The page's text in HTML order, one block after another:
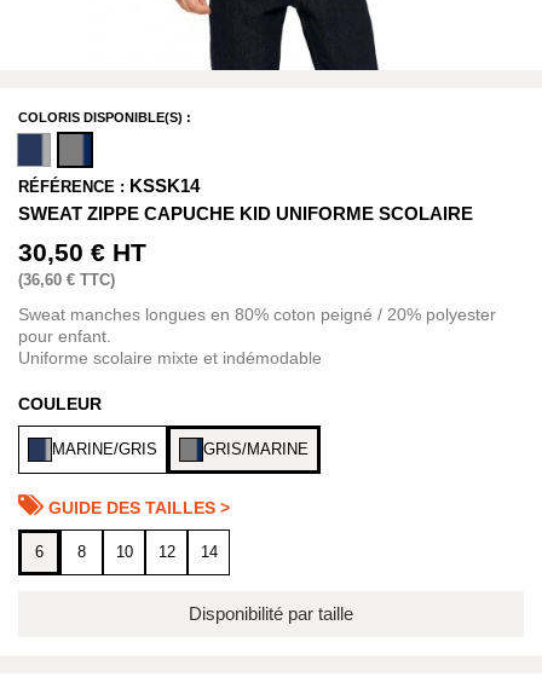
COLORIS DISPONIBLE(S) :
RÉFÉRENCE : KSSK14
SWEAT ZIPPE CAPUCHE KID UNIFORME SCOLAIRE
30,50 € HT
(36,60 € TTC)
Sweat manches longues en 80% coton peigné / 20% polyester
pour enfant.
Uniforme scolaire mixte et indémodable
COULEUR
MARINE/GRIS GRIS/MARINE
GUIDE DES TAILLES >
6 8 10 12 14
Disponibilité par taille